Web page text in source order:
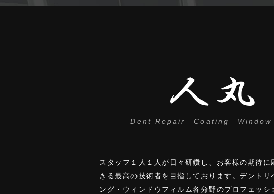
Dent Repair Coating Window
スタッフ１人１人が日々研鑽し、お客様の期待に
きる最高の技術者を目指しております。デントリ
ング・ウィンドウフィルム各分野のプロフェッシ